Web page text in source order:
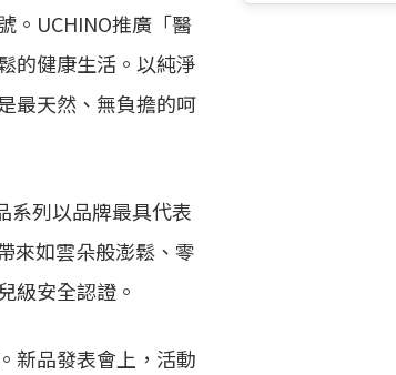
。UCHINO推廣「醫
的健康生活。以純淨
最天然、無負擔的呵
系列以品牌最具代表
來如雲朵般澎鬆、零
級安全認證。
新品發表會上，活動